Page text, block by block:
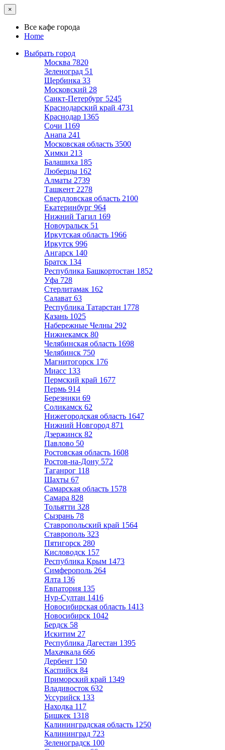
×
Все кафе города
Home
Выбрать город
Москва 7820
Зеленоград 51
Щербинка 33
Московский 28
Санкт-Петербург 5245
Краснодарский край 4731
Краснодар 1365
Сочи 1169
Анапа 241
Московская область 3500
Химки 213
Балашиха 185
Люберцы 162
Алматы 2739
Ташкент 2278
Свердловская область 2100
Екатеринбург 964
Нижний Тагил 169
Новоуральск 51
Иркутская область 1966
Иркутск 996
Ангарск 140
Братск 134
Республика Башкортостан 1852
Уфа 728
Стерлитамак 162
Салават 63
Республика Татарстан 1778
Казань 1025
Набережные Челны 292
Нижнекамск 80
Челябинская область 1698
Челябинск 750
Магнитогорск 176
Миасс 133
Пермский край 1677
Пермь 914
Березники 69
Соликамск 62
Нижегородская область 1647
Нижний Новгород 871
Дзержинск 82
Павлово 50
Ростовская область 1608
Ростов-на-Дону 572
Таганрог 118
Шахты 67
Самарская область 1578
Самара 828
Тольятти 328
Сызрань 78
Ставропольский край 1564
Ставрополь 323
Пятигорск 280
Кисловодск 157
Республика Крым 1473
Симферополь 264
Ялта 136
Евпатория 135
Нур-Султан 1416
Новосибирская область 1413
Новосибирск 1042
Бердск 58
Искитим 27
Республика Дагестан 1395
Махачкала 666
Дербент 150
Каспийск 84
Приморский край 1349
Владивосток 632
Уссурийск 133
Находка 117
Бишкек 1318
Калининградская область 1250
Калининград 723
Зеленоградск 100